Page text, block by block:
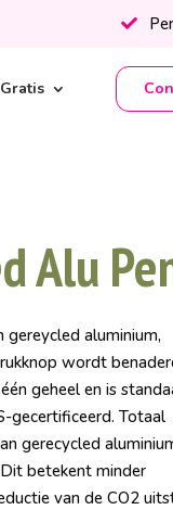
Gratis
Alu
aluminium,
wordt
geheel en is
gecertificeerd. Totaal
gerecycled
betekent minder
van de CO2